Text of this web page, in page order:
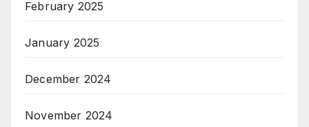
February 2025
January 2025
December 2024
November 2024